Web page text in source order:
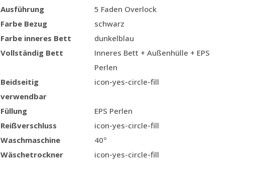
Ausführung
5 Faden Overlock
Farbe Bezug
schwarz
Farbe inneres Bett
dunkelblau
Vollständig Bett
Inneres Bett + Außenhülle + EPS
Perlen
Beidseitig
verwendbar
icon-yes-circle-fill
Füllung
EPS Perlen
Reißverschluss
icon-yes-circle-fill
Waschmaschine
40º
Wäschetrockner
icon-yes-circle-fill